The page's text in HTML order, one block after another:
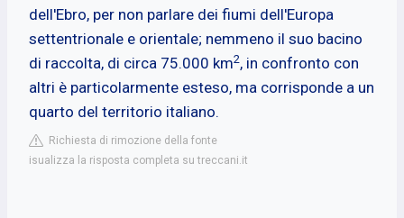
dell'Ebro, per non parlare dei fiumi dell'Europa
settentrionale e orientale; nemmeno il suo bacino
di raccolta, di circa 75.000 km2, in confronto con
altri è particolarmente esteso, ma corrisponde a un
quarto del territorio italiano.
Richiesta di rimozione della fonte
isualizza la risposta completa su treccani.it